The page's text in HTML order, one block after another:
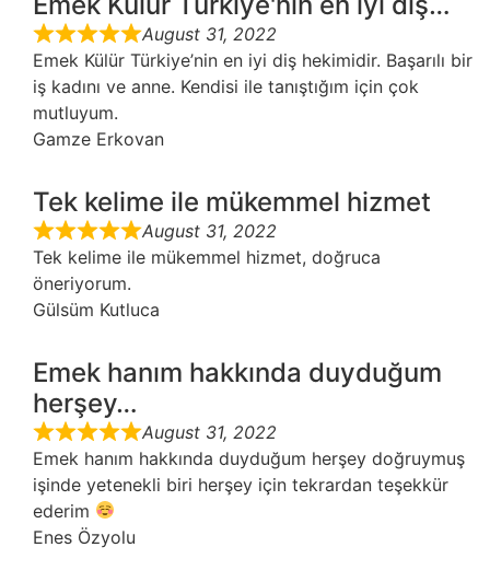
August 31, 2022
Emek Külür Türkiye’nin en iyi diş hekimidir. Başarılı bir
iş kadını ve anne. Kendisi ile tanıştığım için çok
mutluyum.
Gamze Erkovan
Tek kelime ile mükemmel hizmet
August 31, 2022
Tek kelime ile mükemmel hizmet, doğruca
öneriyorum.
Gülsüm Kutluca
Emek hanım hakkında duyduğum
herşey…
August 31, 2022
Emek hanım hakkında duyduğum herşey doğruymuş
işinde yetenekli biri herşey için tekrardan teşekkür
ederim
Enes Özyolu